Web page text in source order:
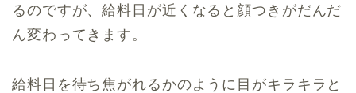
るのですが、給料日が近くなると顔つきがだんだ
ん変わってきます。
給料日を待ち焦がれるかのように目がキラキラと